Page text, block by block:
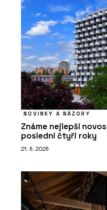
NOVINKY A NÁZORY
Známe nejlepší
poslední čtyři roky
21. 6. 2026